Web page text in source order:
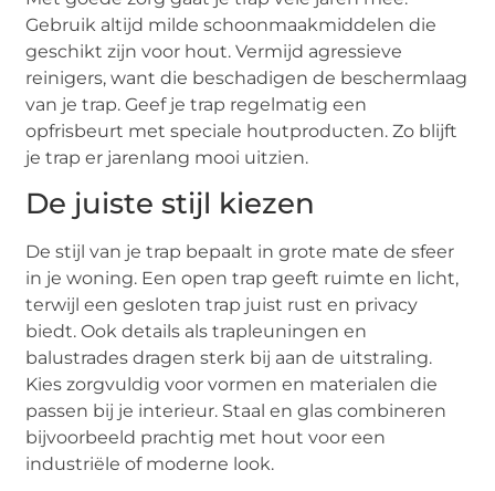
Gebruik altijd milde schoonmaakmiddelen die
geschikt zijn voor hout. Vermijd agressieve
reinigers, want die beschadigen de beschermlaag
van je trap. Geef je trap regelmatig een
opfrisbeurt met speciale houtproducten. Zo blijft
je trap er jarenlang mooi uitzien.
De juiste stijl kiezen
De stijl van je trap bepaalt in grote mate de sfeer
in je woning. Een open trap geeft ruimte en licht,
terwijl een gesloten trap juist rust en privacy
biedt. Ook details als trapleuningen en
balustrades dragen sterk bij aan de uitstraling.
Kies zorgvuldig voor vormen en materialen die
passen bij je interieur. Staal en glas combineren
bijvoorbeeld prachtig met hout voor een
industriële of moderne look.